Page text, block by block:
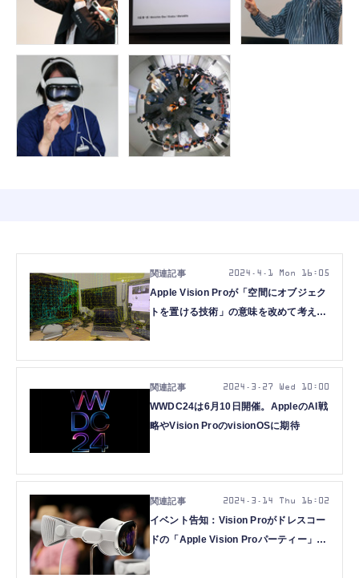
Apple Vision Proが「空間にオブジェク
トを置ける技術」の意味を改めて考える
2024.4.1 Mon 16:05
WWDC24は6月10日開催。AppleのAI戦
略やVision ProのvisionOSに期待
2024.3.27 Wed 10:00
イベント告知：Vision Proがドレスコー
ドの「Apple Vision Proパーティー」第
2024.3.14 Thu 16:02